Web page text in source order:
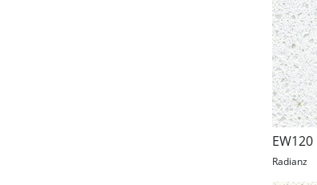
Radianz